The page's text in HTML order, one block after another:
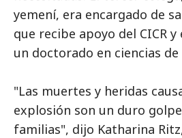
yemení, era encargado de
que recibe apoyo del CICR
un doctorado en ciencias
"Las muertes y heridas
explosión son un duro
familias", dijo Katharina